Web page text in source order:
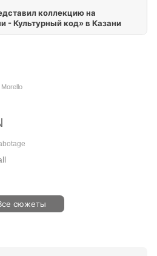
коллекцию на
- Культурный код» в Казани
сюжеты